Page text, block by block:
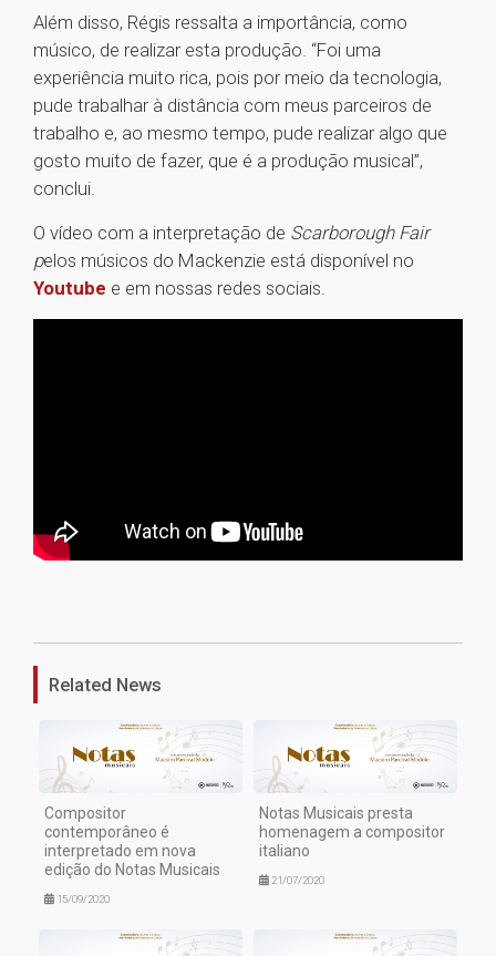
Além disso, Régis ressalta a importância, como
músico, de realizar esta produção. “Foi uma
experiência muito rica, pois por meio da tecnologia,
pude trabalhar à distância com meus parceiros de
trabalho e, ao mesmo tempo, pude realizar algo que
gosto muito de fazer, que é a produção musical”,
conclui.
O vídeo com a interpretação de Scarborough Fair
pelos músicos do Mackenzie está disponível no
Youtube e em nossas redes sociais.
Related News
Compositor
contemporâneo é
interpretado em nova
edição do Notas Musicais
15/09/2020
Notas Musicais presta
homenagem a compositor
italiano
21/07/2020